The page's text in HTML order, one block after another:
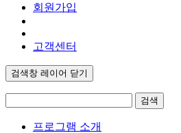
회원가입
고객센터
검색창 레이어 닫기
검색
프로그램 소개